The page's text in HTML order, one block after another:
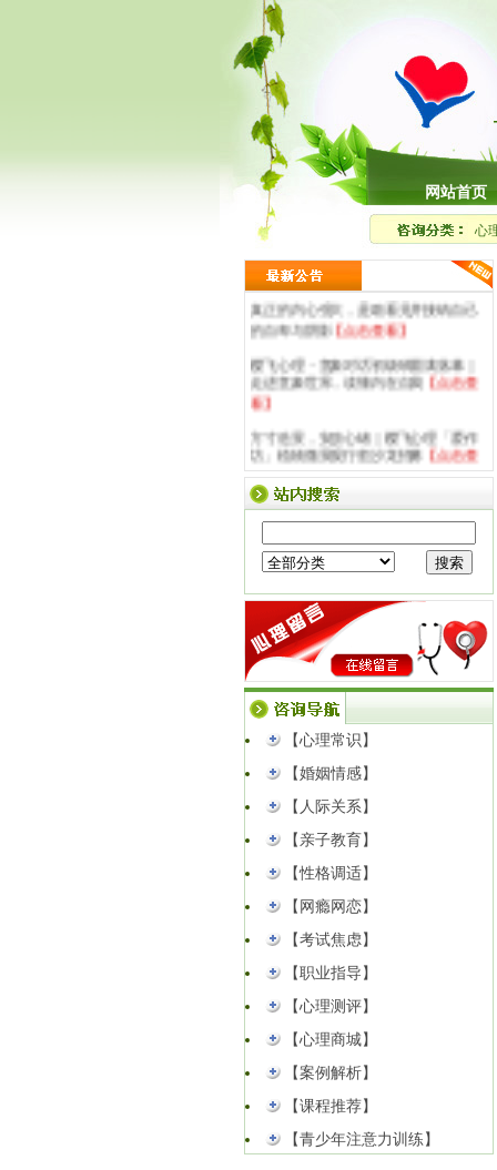
网站首页
心
真正的内心强大，是敢看见并接纳自己
的自卑与阴影【点击查看】
樱飞心理・意象对话初级班圆满落幕｜
走进意象世界，读懂内在自我【点击查
看】
方寸造景，安放心绪｜樱飞心理「爱作
坊」植物微景观疗愈沙龙招募 【点击查
看】
公告｜临沂樱飞心理咨询中心成功获批
中国心理学会心理咨询师培训官方备案
资质...【点击查看】
以心解婚姻矛盾｜高新区妇联公益心理
课堂圆满开讲！【点击查看】
同事背后说你坏话？3种高情商回应，戒
掉职场内耗【点击查看】
【心理常识】
【婚姻情感】
【人际关系】
【亲子教育】
【性格调适】
【网瘾网恋】
【考试焦虑】
【职业指导】
【心理测评】
【心理商城】
【案例解析】
【课程推荐】
【青少年注意力训练】